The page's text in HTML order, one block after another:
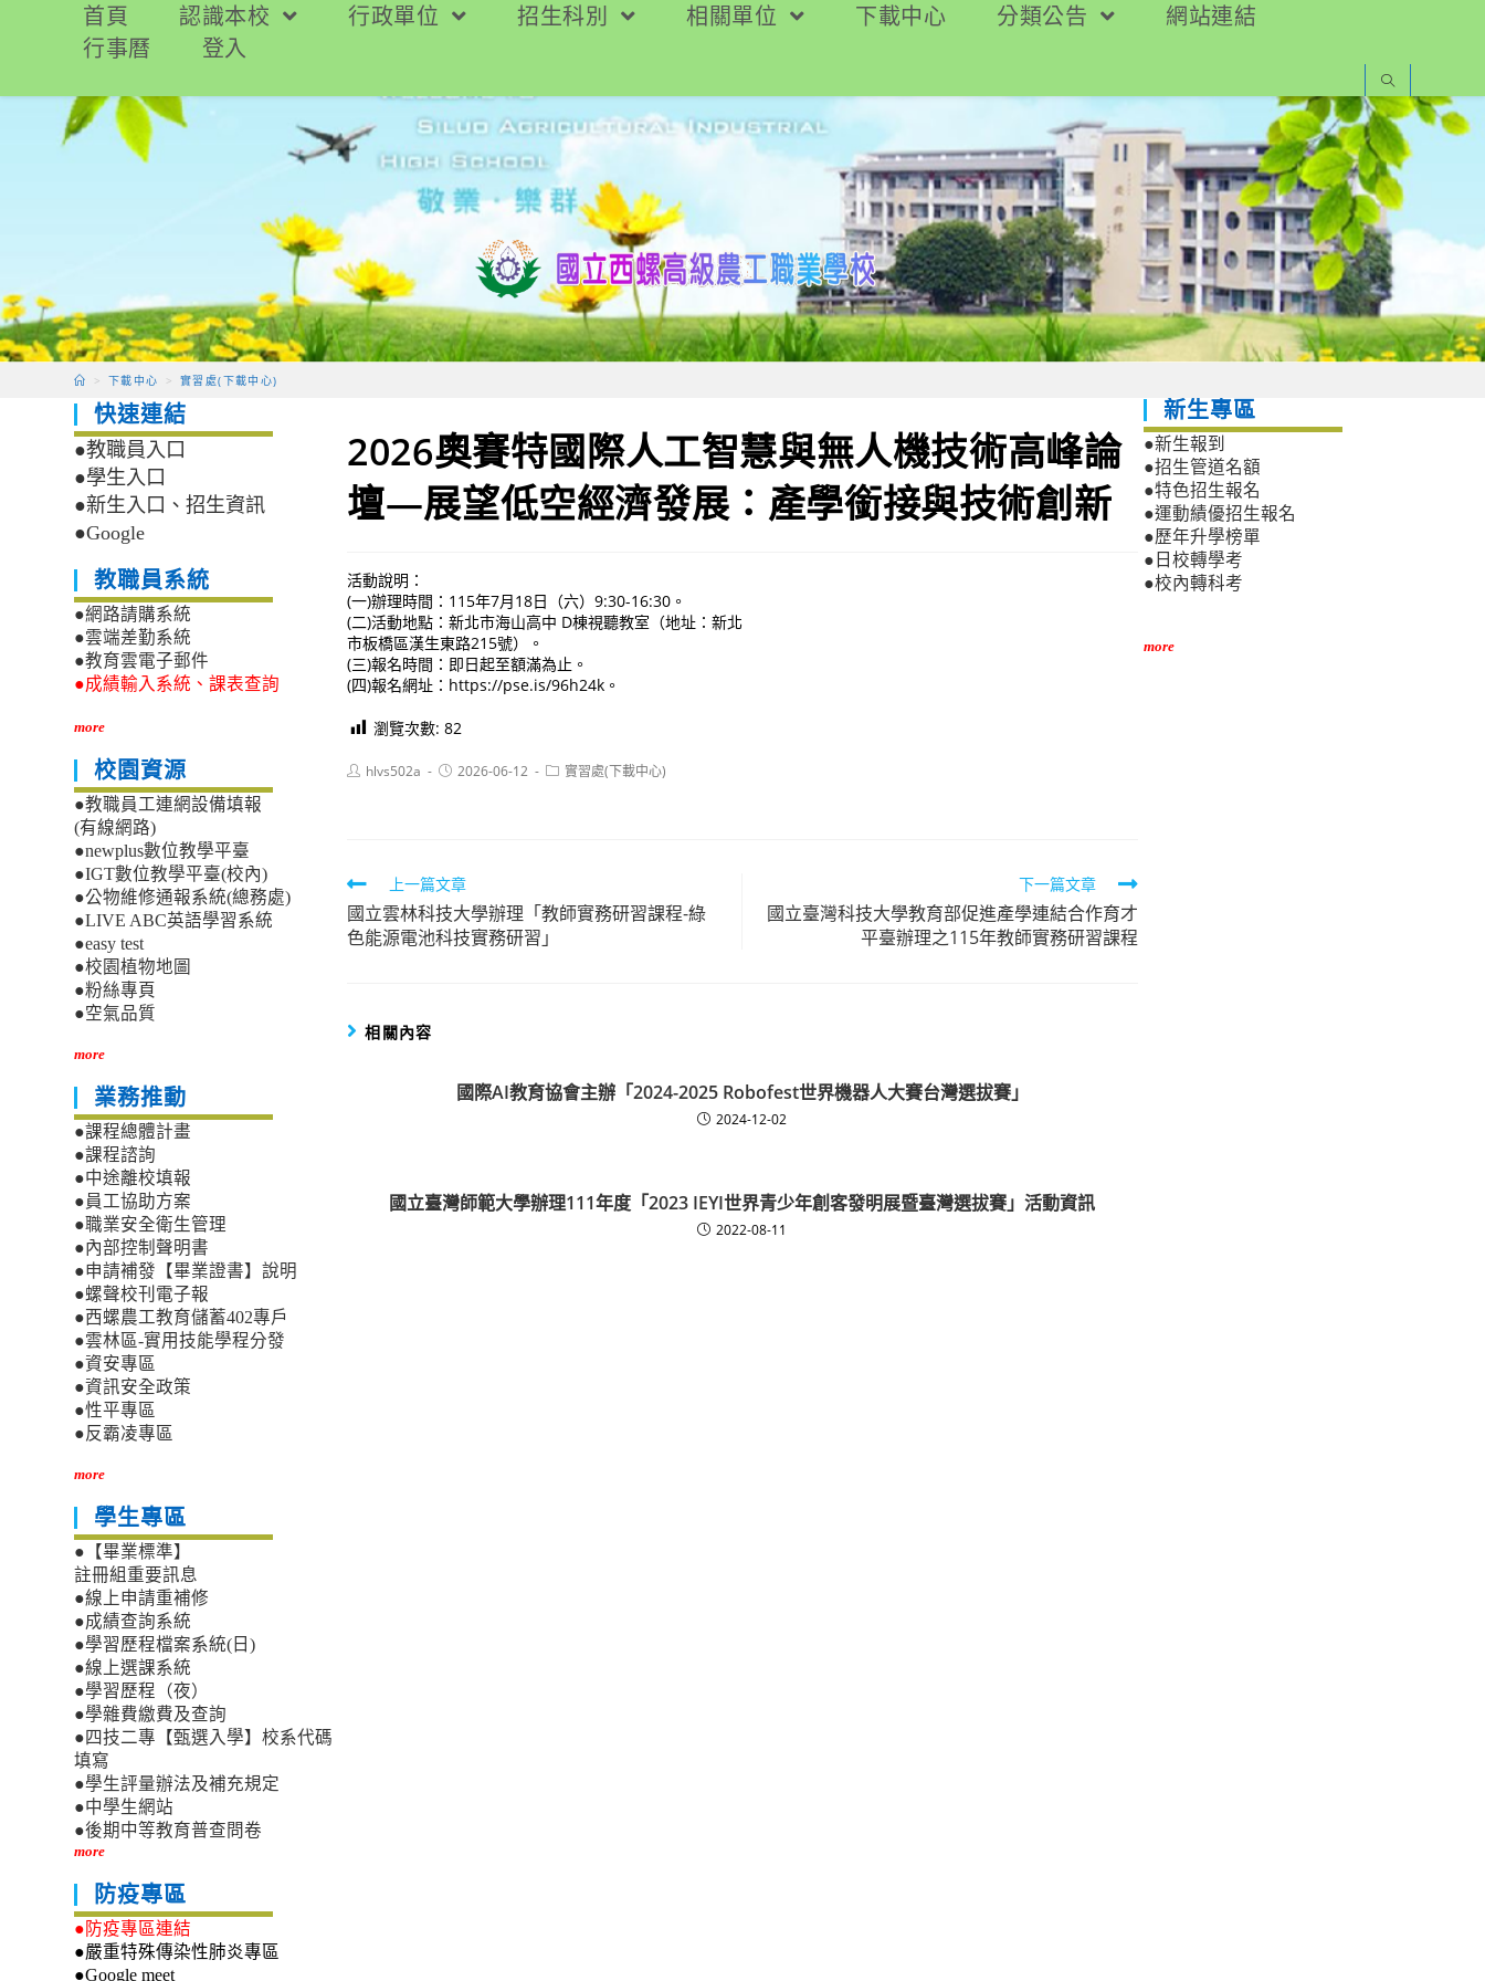
要
首頁 認識本校 行政單位 招生科別 相關單位 下載中心 分類公告
網站連結
行事曆
登入
> 下載中心 > 實習處(下載中心)
2026奧賽特國際人工智慧與無人機技術高峰論
壇—展望低空經濟發展：產學銜接與技術創新
活動說明：
(一)辦理時間：115年7月18日（六）9:30-16:30。
(二)活動地點：新北市海山高中 D棟視聽教室（地址：新北
市板橋區漢生東路215號）。
(三)報名時間：即日起至額滿為止。
(四)報名網址：https://pse.is/96h24k。
瀏覽次數: 82
Posthlvs502a
Post2026-06-12
Post實習處(下載中心)
Read
more
articles
上一篇文章
國立雲林科技大學辦理「教師實務研習課程-綠
色能源電池科技實務研習」
下一篇文章
國立臺灣科技大學教育部促進產學連結合作育才
平臺辦理之115年教師實務研習課程
相關內容
國際AI教育協會主辦「2024-2025 Robofest世界機器人大賽台灣選拔賽」
2024-12-02
國立臺灣師範大學辦理111年度「2023 IEYI世界青少年創客發明展暨臺灣選拔賽」活動資訊
2022-08-11
快速連結
●教職員入口
●學生入口
●新生入口、招生資訊
●Google
教職員系統
●網路請購系統
●雲端差勤系統
●教育雲電子郵件
●成績輸入系統、課表查詢
more
校園資源
●教職員工連網設備填報
(有線網路)
●newplus數位教學平臺
●IGT數位教學平臺(校內)
●公物維修通報系統(總務處)
●LIVE ABC英語學習系統
●easy test
●校園植物地圖
●粉絲專頁
●空氣品質
more
業務推動
●課程總體計畫
●課程諮詢
●中途離校填報
●員工協助方案
●職業安全衛生管理
●內部控制聲明書
●申請補發【畢業證書】說明
●螺聲校刊電子報
●西螺農工教育儲蓄402專戶
●雲林區-實用技能學程分發
●資安專區
●資訊安全政策
●性平專區
●反霸凌專區
more
學生專區
●【畢業標準】
註冊組重要訊息
●線上申請重補修
●成績查詢系統
●學習歷程檔案系統(日)
●線上選課系統
●學習歷程（夜）
●學雜費繳費及查詢
●四技二專【甄選入學】校系代碼
填寫
●學生評量辦法及補充規定
●中學生網站
●後期中等教育普查問卷
more
防疫專區
●防疫專區連結
●嚴重特殊傳染性肺炎專區
●Google meet
新生專區
●新生報到
●招生管道名額
●特色招生報名
●運動績優招生報名
●歷年升學榜單
●日校轉學考
●校內轉科考
more